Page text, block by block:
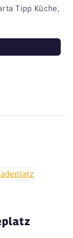
Tipp Küche,